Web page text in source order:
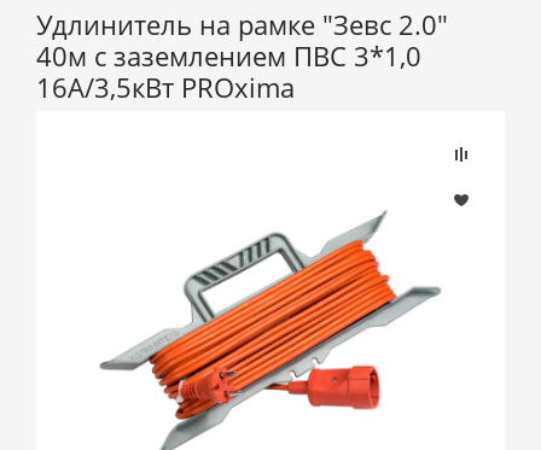
Удлинитель на рамке "Зевс 2.0"
40м с заземлением ПВС 3*1,0
16А/3,5кВт PROxima